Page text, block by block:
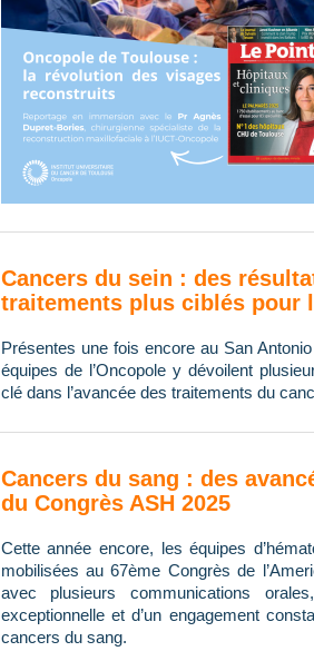
Cancers du sein : des
traitements plus ciblés pour
Présentes une fois encore au San
équipes de l’Oncopole y dévoilent
clé dans l’avancée des traitements du
Cancers du sang : des
du Congrès ASH 2025
Cette année encore, les équipes
mobilisées au 67ème Congrès de
avec plusieurs communications
exceptionnelle et d’un engagement
cancers du sang.